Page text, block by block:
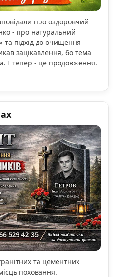
про оздоровчий
- про натуральний
та підхід до очищення
зацікавлення, бо тема
І тепер - це продовження.
та цементних
поховання.